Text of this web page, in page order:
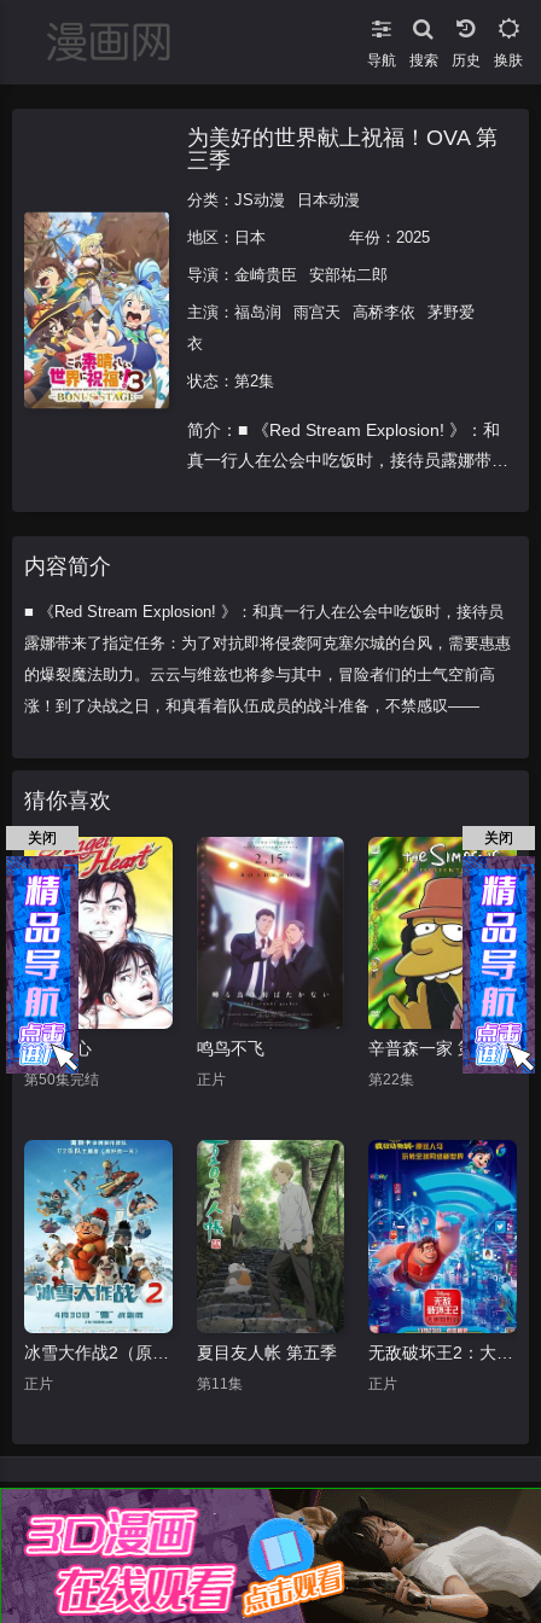
导航 搜索 换肤
为美好的世界献上祝福！OVA 第
三季
分类： JS动漫 日本动漫
地区： 日本 年份： 2025
导演： 金崎贵臣 安部祐二郎
主演： 福岛润 雨宫天 高桥李依
茅野爱
衣
状态：第2集
简介：■ 《Red Stream Explosion! 》：和
真一行人在公会中吃饭时，接待员露娜带来
内容简介
■ 《Red Stream Explosion! 》：和真一行人在公会中吃饭时，接待员
露娜带来了指定任务：为了对抗即将侵袭阿克塞尔城的台风，需要惠惠
的爆裂魔法助力。云云与维兹也将参与其中，冒险者们的士气空前高
涨！到了决战之日，和真看着队伍成员的战斗准备，不禁感叹——
猜你喜欢
天使之心
第50集完结
鸣鸟不飞
正片
辛普森一家 第十五季
第22集
正片
夏目友人帐 第五季
第11集 正片
关闭 关闭